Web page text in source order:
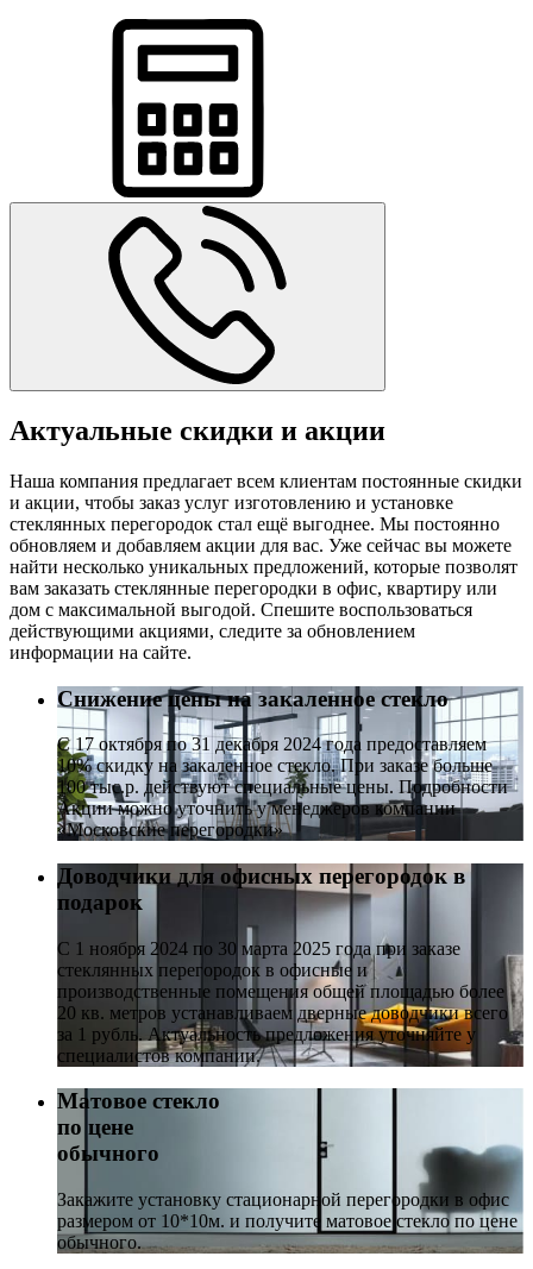
Актуальные скидки и акции
Наша компания предлагает всем клиентам постоянные скидки
и акции, чтобы заказ услуг изготовлению и установке
стеклянных перегородок стал ещё выгоднее. Мы постоянно
обновляем и добавляем акции для вас. Уже сейчас вы можете
найти несколько уникальных предложений, которые позволят
вам заказать стеклянные перегородки в офис, квартиру или
дом с максимальной выгодой. Спешите воспользоваться
действующими акциями, следите за обновлением
информации на сайте.
Снижение цены на закаленное стекло
С 17 октября по 31 декабря 2024 года предоставляем
10% скидку на закаленное стекло. При заказе больше
100 тыс.р. действуют специальные цены. Подробности
Акции можно уточнить у менеджеров компании
«Московские перегородки»
Доводчики для офисных перегородок в
подарок
С 1 ноября 2024 по 30 марта 2025 года при заказе
стеклянных перегородок в офисные и
производственные помещения общей площадью более
20 кв. метров устанавливаем дверные доводчики всего
за 1 рубль. Актуальность предложения уточняйте у
специалистов компании.
Матовое стекло
по цене
обычного
Закажите установку стационарной перегородки в офис
размером от 10*10м. и получите матовое стекло по цене
обычного.